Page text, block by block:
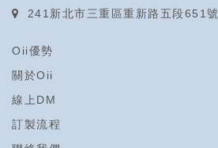
241新北市三重區重新路五段651號
Oii優勢
關於Oii
線上DM
訂製流程